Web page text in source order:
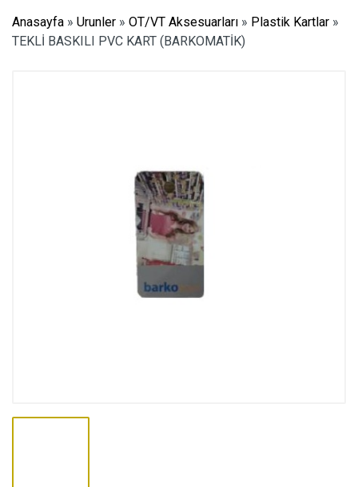
Anasayfa » Urunler » OT/VT Aksesuarları » Plastik Kartlar »
TEKLİ BASKILI PVC KART (BARKOMATİK)